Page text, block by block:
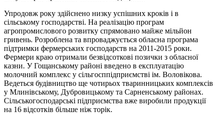
Упродовж року здійснено низку успішних кроків і в
сільському господарстві. На реалізацію програм
агропромислового розвитку спрямовано майже мільйон
гривень. Розроблена та впроваджується обласна програма
підтримки фермерських господарств на 2011-2015 роки.
Фермери краю отримали безвідсоткові позички з обласної
казни. У Гощанському районі введено в експлуатацію
молочний комплекс у сільгосппідприємстві ім. Воловікова.
Ведеться будівництво ще чотирьох тваринницьких комплексів
у Млинівському, Дубровицькому та Сарненському районах.
Сільськогосподарські підприємства вже виробили продукції
на 16 відсотків більше ніж торік.